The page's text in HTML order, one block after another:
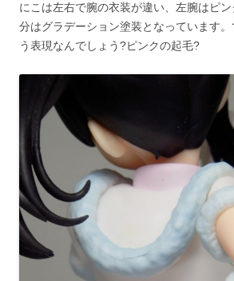
にこは左右で腕の衣装が違い、左腕はピ
分はグラデーション塗装となっています
う表現なんでしょう?ピンクの起毛?